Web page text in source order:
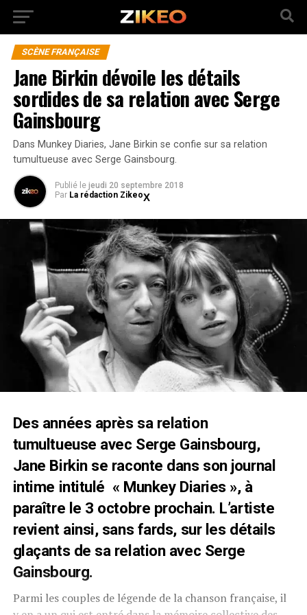
SCÈNE FRANÇAISE
Jane Birkin dévoile les détails
sordides de sa relation avec Serge
Gainsbourg
Dans Munkey Diaries, Jane Birkin se confie sur sa relation
tumultueuse avec Serge Gainsbourg.
Publié le jeudi 20 septembre 2018
Par La rédaction Zikeo
Des années après sa relation
tumultueuse avec Serge Gainsbourg,
Jane Birkin se raconte dans son journal
intime intitulé « Munkey Diaries », à
paraître le 3 octobre prochain. L’artiste
revient ainsi, sans fards, sur les détails
glaçants de sa relation avec Serge
Gainsbourg.
Parmi les couples de légende de la chanson française, il